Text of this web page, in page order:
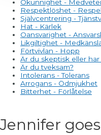
Okunnighet -
Respektlöshet -
Självcentrering -
Hat - Kärlek
Oansvarighet -
Likgiltighet -
Förtvivlan - Hopp
Är du skeptisk eller har
Är du tveksam?
Intolerans - Tolerans
Arrogans - Ödmjukhet
Bitterhet - Förlåtelse
Jennifer